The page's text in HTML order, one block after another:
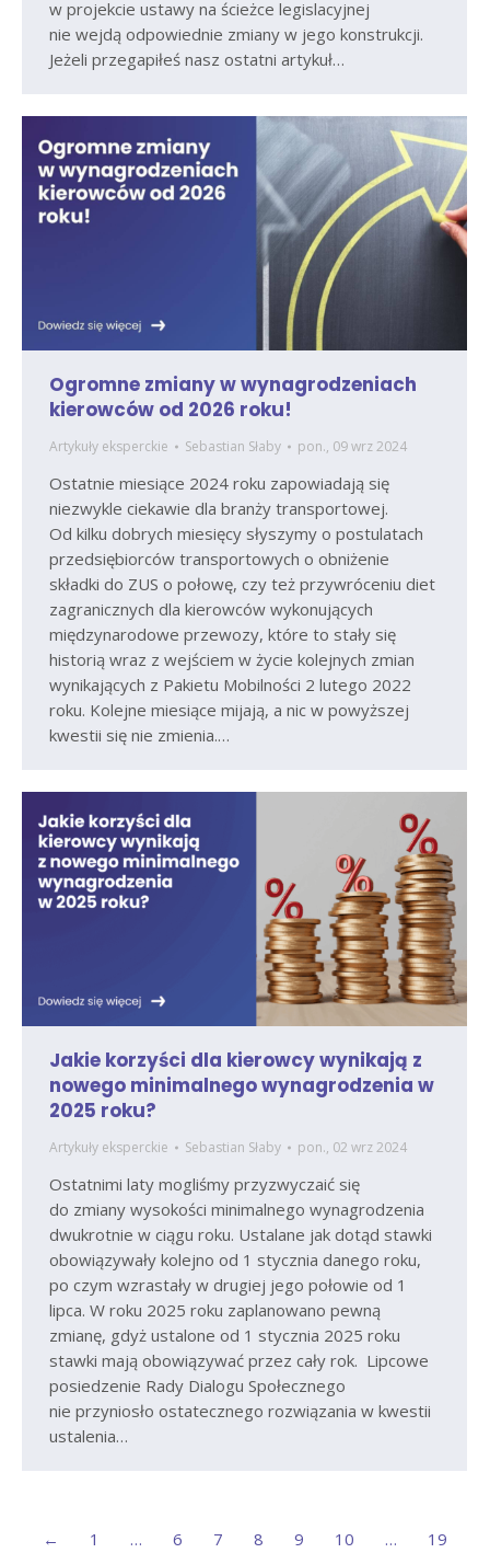
w projekcie ustawy na ścieżce legislacyjnej
nie wejdą odpowiednie zmiany w jego konstrukcji.
Jeżeli przegapiłeś nasz ostatni artykuł…
Ogromne zmiany w wynagrodzeniach
kierowców od 2026 roku!
Artykuły eksperckie Sebastian Słaby pon., 09 wrz 2024
Ostatnie miesiące 2024 roku zapowiadają się
niezwykle ciekawie dla branży transportowej.
Od kilku dobrych miesięcy słyszymy o postulatach
przedsiębiorców transportowych o obniżenie
składki do ZUS o połowę, czy też przywróceniu diet
zagranicznych dla kierowców wykonujących
międzynarodowe przewozy, które to stały się
historią wraz z wejściem w życie kolejnych zmian
wynikających z Pakietu Mobilności 2 lutego 2022
roku. Kolejne miesiące mijają, a nic w powyższej
kwestii się nie zmienia.…
Jakie korzyści dla kierowcy wynikają z
nowego minimalnego wynagrodzenia w
2025 roku?
Artykuły eksperckie Sebastian Słaby pon., 02 wrz 2024
Ostatnimi laty mogliśmy przyzwyczaić się
do zmiany wysokości minimalnego wynagrodzenia
dwukrotnie w ciągu roku. Ustalane jak dotąd stawki
obowiązywały kolejno od 1 stycznia danego roku,
po czym wzrastały w drugiej jego połowie od 1
lipca. W roku 2025 roku zaplanowano pewną
zmianę, gdyż ustalone od 1 stycznia 2025 roku
stawki mają obowiązywać przez cały rok. Lipcowe
posiedzenie Rady Dialogu Społecznego
nie przyniosło ostatecznego rozwiązania w kwestii
ustalenia…
← 1 … 6 7 8 9 10 … 19